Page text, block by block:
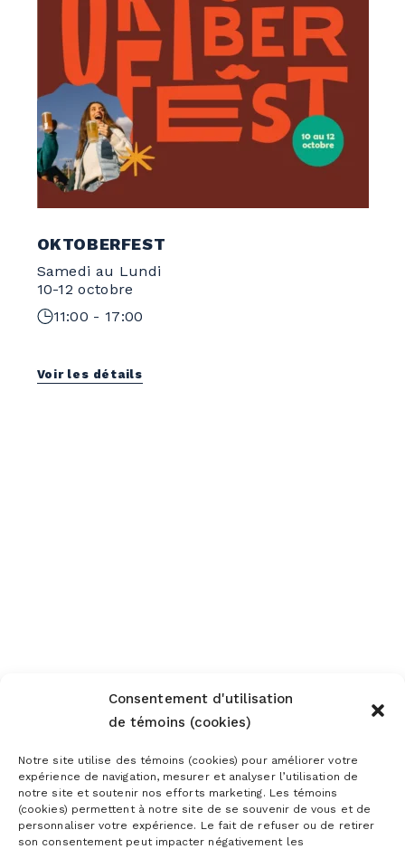
Consentement d'utilisation
de témoins (cookies)
Notre site utilise des témoins (cookies) pour améliorer votre
expérience de navigation, mesurer et analyser l’utilisation de
notre site et soutenir nos efforts marketing. Les témoins
(cookies) permettent à notre site de se souvenir de vous et de
personnaliser votre expérience. Le fait de refuser ou de retirer
son consentement peut impacter négativement les
OKTOBERFEST
Samedi au Lundi
10-12 octobre
11:00 - 17:00
Voir les détails